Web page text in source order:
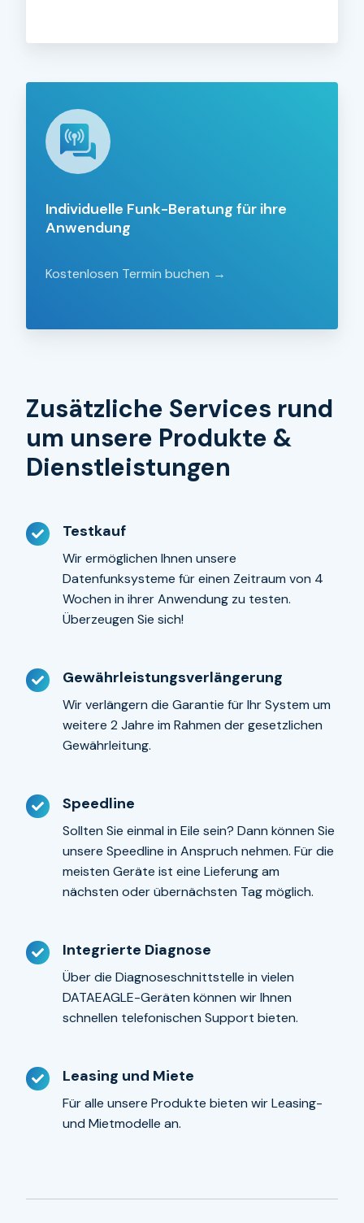
Individuelle Funk-Beratung für ihre
Anwendung
Kostenlosen Termin buchen →
Funk-
Beratung
Zusätzliche Services rund
um unsere Produkte &
Dienstleistungen
Testkauf
Wir ermöglichen Ihnen unsere
Datenfunksysteme für einen Zeitraum von 4
Wochen in ihrer Anwendung zu testen.
Überzeugen Sie sich!
Testkauf
Gewährleistungsverlängerung
Wir verlängern die Garantie für Ihr System um
weitere 2 Jahre im Rahmen der gesetzlichen
Gewährleitung.
Gewährleistungsverlängerung
Speedline
Sollten Sie einmal in Eile sein? Dann können Sie
unsere Speedline in Anspruch nehmen. Für die
meisten Geräte ist eine Lieferung am
nächsten oder übernächsten Tag möglich.
Speedline
Integrierte Diagnose
Über die Diagnoseschnittstelle in vielen
DATAEAGLE-Geräten können wir Ihnen
schnellen telefonischen Support bieten.
Integrierte
Diagnose
Leasing und Miete
Für alle unsere Produkte bieten wir Leasing-
und Mietmodelle an.
Leasing